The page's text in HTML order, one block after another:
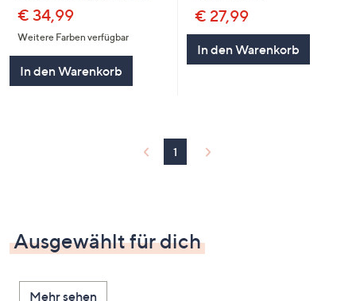
€ 34,99
Weitere Farben verfügbar
In den Warenkorb
€ 27,99
In den Warenkorb
1
Ausgewählt für dich
Mehr sehen